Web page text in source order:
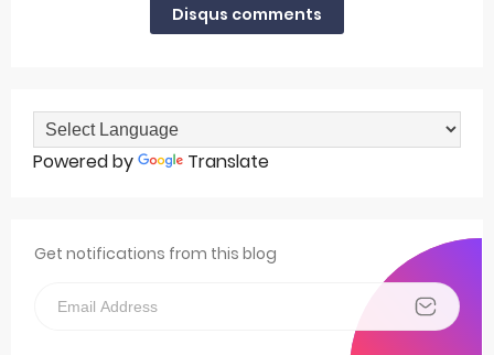
Disqus comments
Powered by Translate
Get notifications from this blog